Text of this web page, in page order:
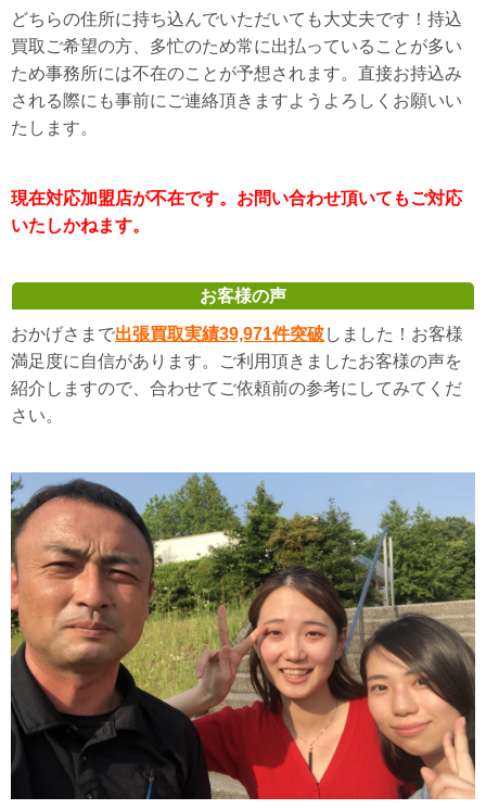
どちらの住所に持ち込んでいただいても大丈夫です！持込
買取ご希望の方、多忙のため常に出払っていることが多い
ため事務所には不在のことが予想されます。直接お持込み
される際にも事前にご連絡頂きますようよろしくお願いい
たします。
現在対応加盟店が不在です。お問い合わせ頂いてもご対応
いたしかねます。
お客様の声
おかげさまで出張買取実績39,971件突破しました！お客様
満足度に自信があります。ご利用頂きましたお客様の声を
紹介しますので、合わせてご依頼前の参考にしてみてくだ
さい。